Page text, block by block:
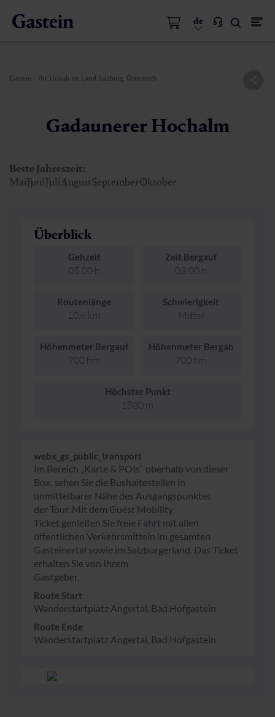
de
Gastein - Ihr Urlaub im Land Salzburg, Österreich
Gadaunerer Hochalm
Beste Jahreszeit:
MaiJuniJuliAugustSeptemberOktober
Überblick
Gehzeit
05:00 h
Zeit Bergauf
03:00 h
Routenlänge
10.6 km
Schwierigkeit
Mittel
Höhenmeter Bergauf
700 hm
Höhenmeter Bergab
700 hm
Höchster Punkt
1830 m
webx_gs_public_transport
Im Bereich „Karte & POIs“ oberhalb von dieser
Box, sehen Sie die Bushaltestellen in
unmittelbarer Nähe des Ausgangspunktes
der Tour. Mit dem Guest Mobility
Ticket genießen Siefreie Fahrt mit allen
öffentlichen Verkehrsmitteln im gesamten
Gasteinertal sowie im Salzburgerland. Das Ticket
erhalten Sie von Ihrem
Gastgeber.
Route Start
Wanderstartplatz Angertal, Bad Hofgastein
Route Ende
Wanderstartplatz Angertal, Bad Hofgastein